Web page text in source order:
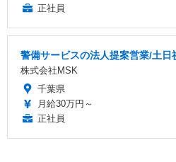
正社員
警備サービスの法人提案営業/土日
株式会社MSK
千葉県
月給30万円～
正社員